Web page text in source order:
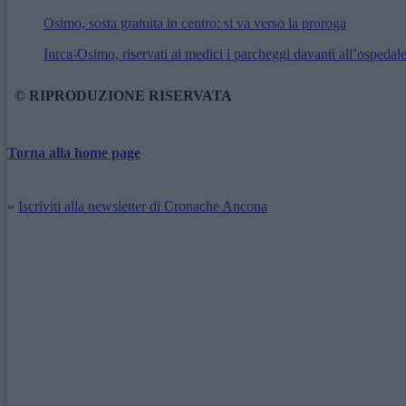
Osimo, sosta gratuita in centro: si va verso la proroga
Inrca-Osimo, riservati ai medici i parcheggi davanti all’ospedale
© RIPRODUZIONE RISERVATA
Torna alla home page
» Iscriviti alla newsletter di Cronache Ancona